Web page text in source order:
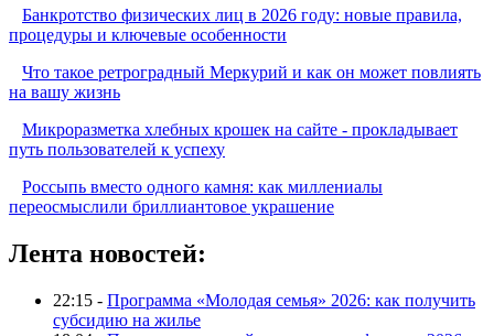
Банкротство физических лиц в 2026 году: новые правила,
процедуры и ключевые особенности
Что такое ретроградный Меркурий и как он может повлиять
на вашу жизнь
Микроразметка хлебных крошек на сайте - прокладывает
путь пользователей к успеху
Россыпь вместо одного камня: как миллениалы
переосмыслили бриллиантовое украшение
Лента новостей:
22:15 - Программа «Молодая семья» 2026: как получить
субсидию на жилье